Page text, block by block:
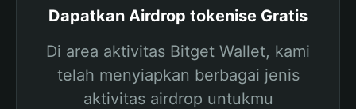
Dapatkan Airdrop tokenise Gratis
Di area aktivitas Bitget Wallet, kami
telah menyiapkan berbagai jenis
aktivitas airdrop untukmu